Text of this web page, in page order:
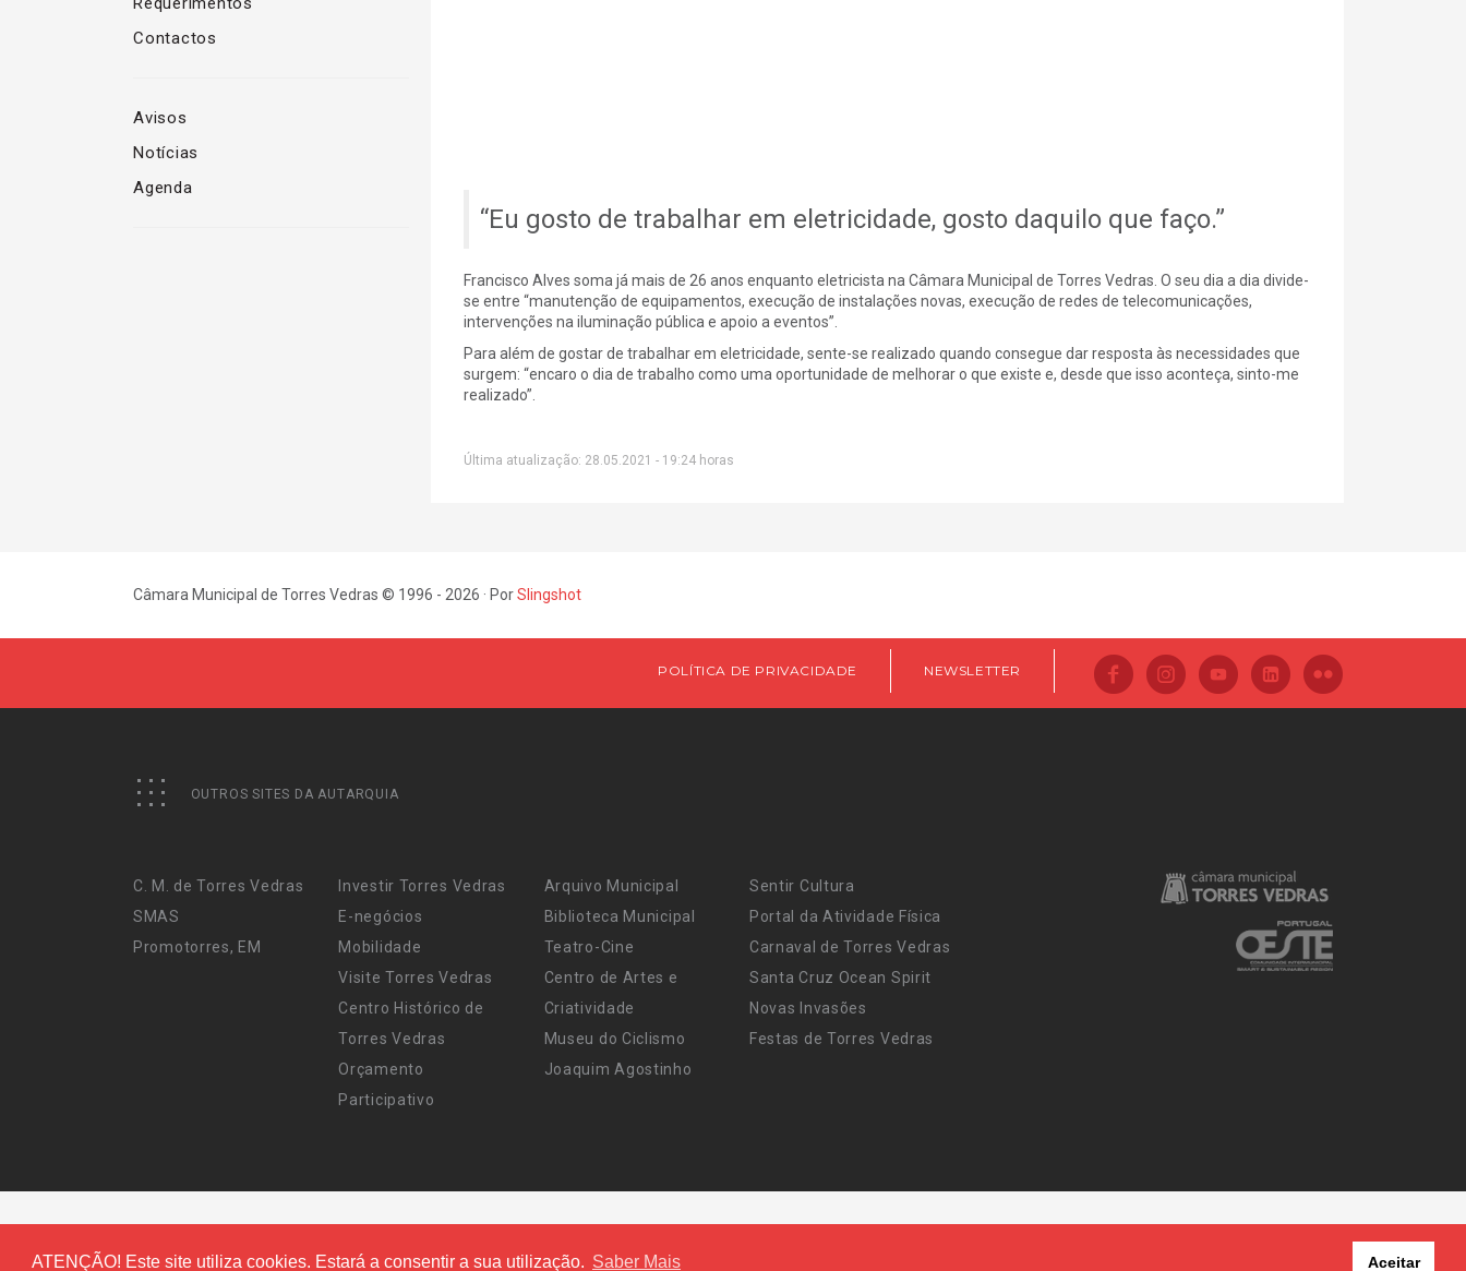
ATENÇÃO! Este site utiliza cookies. Estará a consentir a sua utilização. Saber Mais Aceitar
Contactos
Avisos
Notícias
Agenda
Eu gosto de trabalhar em eletricidade, gosto daquilo que faço.
Francisco Alves soma já mais de 26 anos enquanto eletricista na Câmara Municipal de Torres Vedras. O seu dia a dia divide-
se entre “manutenção de equipamentos, execução de instalações novas, execução de redes de telecomunicações,
intervenções na iluminação pública e apoio a eventos”.
Para além de gostar de trabalhar em eletricidade, sente-se realizado quando consegue dar resposta às necessidades que
surgem: “encaro o dia de trabalho como uma oportunidade de melhorar o que existe e, desde que isso aconteça, sinto-me
realizado”.
Última atualização: 28.05.2021 - 19:24 horas
Câmara Municipal de Torres Vedras © 1996 - 2026 · PorSlingshot
POLÍTICA DE PRIVACIDADE NEWSLETTER
OUTROS SITES DA AUTARQUIA
C. M. de Torres Vedras
SMAS
Promotorres, EM
Investir Torres Vedras
E-negócios
Mobilidade
Visite Torres Vedras
Centro Histórico de
Torres Vedras
Orçamento
Participativo
Arquivo Municipal
Biblioteca Municipal
Teatro-Cine
Centro de Artes e
Criatividade
Museu do Ciclismo
Joaquim Agostinho
Sentir Cultura
Portal da Atividade Física
Carnaval de Torres Vedras
Santa Cruz Ocean Spirit
Novas Invasões
Festas de Torres Vedras